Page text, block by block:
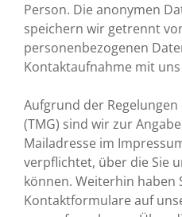
Person. Die anonymen
speichern wir getrennt
personenbezogenen
Kontaktaufnahme mit uns
Aufgrund der
(TMG) sind wir zur
Mailadresse im
verpflichtet, über die Sie
können. Weiterhin haben
Kontaktformulare auf